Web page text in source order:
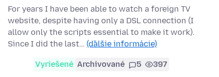
For years I have been able to watch a foreign TV
website, despite having only a DSL connection (I
allow only the scripts essential to make it work).
Since I did the last… (ďalšie informácie)
Vyriešené Archivované 5 397